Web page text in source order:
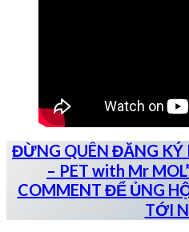
ĐỪNG QUÊN ĐĂNG KÝ
– PET with Mr
COMMENT ĐỂ ỦNG
TỚI